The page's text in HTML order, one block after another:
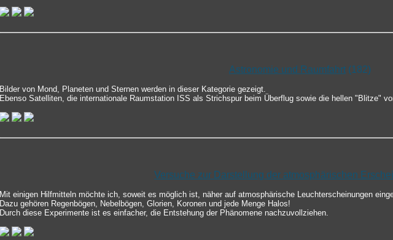
Astronomie und Raumfahrt (182)
Bilder von Mond, Planeten und Sternen werden in dieser Kategorie gezeigt.
Ebenso Satelliten, die internationale Raumstation ISS als Strichspur beim Überflug sowie die hellen "Blitze"
Versuche zur Darstellung der atmosphärischen
Mit einigen Hilfmitteln möchte ich, soweit es möglich ist, näher auf atmosphärische Leuchterscheinungen
Dazu gehören Regenbögen, Nebelbögen, Glorien, Koronen und jede Menge Halos!
Durch diese Experimente ist es einfacher, die Entstehung der Phänomene nachzuvollziehen.